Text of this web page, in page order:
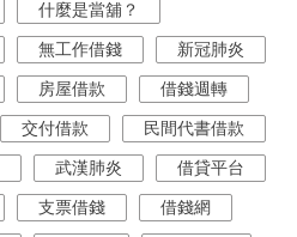
什麼是當舖？
無工作借錢 新冠肺炎
房屋借款 借錢週轉
交付借款 民間代書借款
武漢肺炎 借貸平台
支票借錢 借錢網